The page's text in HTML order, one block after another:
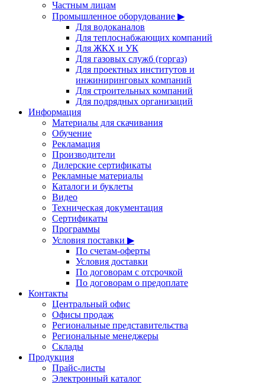
Частным лицам
Промышленное оборудование ▶
Для водоканалов
Для теплоснабжающих компаний
Для ЖКХ и УК
Для газовых служб (горгаз)
Для проектных институтов и
инжиниринговых компаний
Для строительных компаний
Для подрядных организаций
Информация
Материалы для скачивания
Обучение
Рекламация
Производители
Дилерские сертификаты
Рекламные материалы
Каталоги и буклеты
Видео
Техническая документация
Сертификаты
Программы
Условия поставки ▶
По счетам-оферты
Условия доставки
По договорам с отсрочкой
По договорам о предоплате
Контакты
Центральный офис
Офисы продаж
Региональные представительства
Региональные менеджеры
Склады
Продукция
Прайс-листы
Электронный каталог